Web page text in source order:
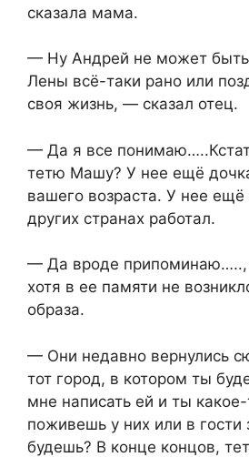
сказала мама.
— Ну Андрей не может
Лены всё-таки рано или
своя жизнь, — сказал отец.
— Да я все
тетю Машу? У нее ещё
вашего возраста. У нее
других странах работал.
— Да вроде припоминаю…..,
хотя в ее памяти не
образа.
— Они недавно вернулись
тот город, в котором ты
мне написать ей и ты
поживешь у них или в гости
будешь? В конце концов,